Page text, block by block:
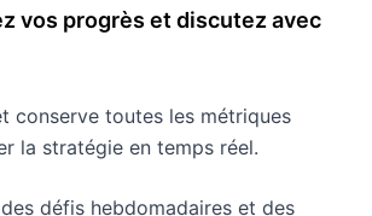
vos progrès et discutez avec
conserve toutes les métriques
la stratégie en temps réel.
défis hebdomadaires et des